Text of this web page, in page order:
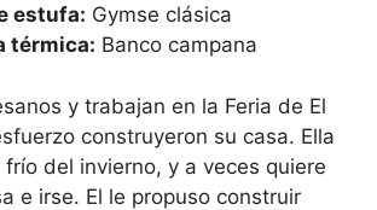
estufa: Gymse clásica
térmica: Banco campana
y trabajan en la Feria de El
construyeron su casa. Ella
del invierno, y a veces quiere
e irse. El le propuso construir